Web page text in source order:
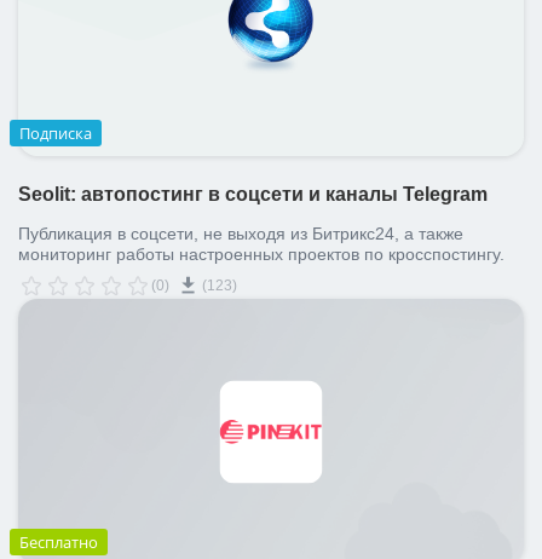
Подписка
Seolit: автопостинг в соцсети и каналы Telegram
Публикация в соцсети, не выходя из Битрикс24, а также
мониторинг работы настроенных проектов по кросспостингу.
(0) (123)
Бесплатно